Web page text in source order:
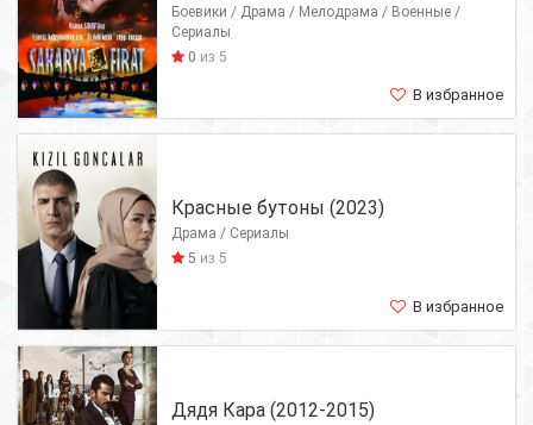
Боевики / Драма / Мелодрама / Военные /
Сериалы
0 из 5
В избранное
Красные бутоны (2023)
Драма / Сериалы
5 из 5
В избранное
Дядя Кара (2012-2015)